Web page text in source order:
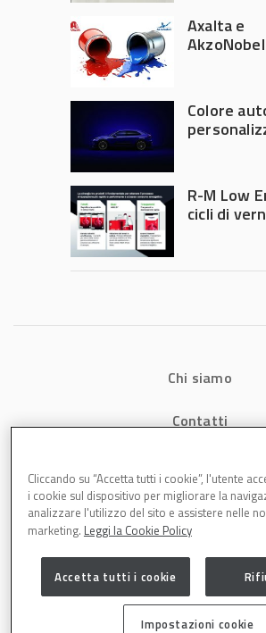
Frankfurt
Axalta e
Colore
diventa
di
R-M Low
cicli di
tempi e
Chi siamo
Contatti
Cookies
Cliccando su “Accetta tutti i cookie”, l'utente
i cookie sul dispositivo per migliorare la
analizzare l'utilizzo del sito e assistere nelle
marketing. Leggi la Cookie Policy
Accetta tutti i cookie
Impostazioni cookie